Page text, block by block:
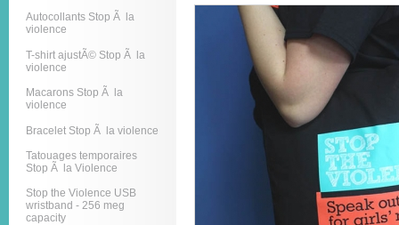
Autocollants Stop Ã la
violence
T-shirt ajustÃ© Stop Ã la
violence
Macarons Stop Ã la
violence
Bracelet Stop Ã la violence
Tatouages temporaires
Stop Ã la Violence
Stop the Violence USB
wristband - 256 meg
capacity